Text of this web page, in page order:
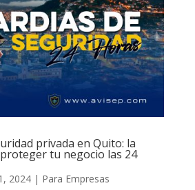
privada en Quito: la
tu negocio las 24
2024| Para Empresas